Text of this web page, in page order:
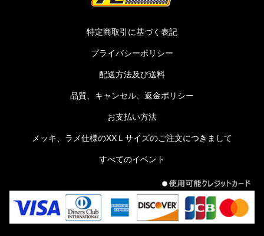
特定商取引に基づく表記
プライバシーポリシー
配送方法及び送料
品質、キャンセル、返金ポリシー
お支払い方法
メッキ、ラメ仕様のXXＬサイズのご注文につきまして
すべてのイベント